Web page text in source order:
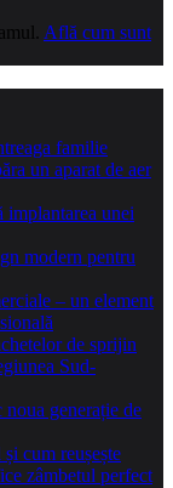
Află cum sunt
familie
un aparat de aer
implantarea unei
modern pentru
– un element
de sprijin
Sud-
generație de
cum reușește
zâmbetul perfect